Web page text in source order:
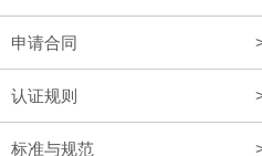
申请合同
认证规则
标准与规范